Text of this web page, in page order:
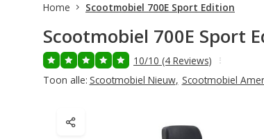
Home Scootmobiel 700E Sport Edition
Scootmobiel 700E Sport
10/10 (4 Reviews)
Toon alle: Scootmobiel Nieuw, Scootmobiel